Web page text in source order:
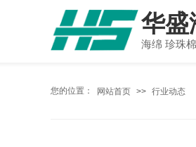
您的位置： 网站首页 >> 行业动态
华盛
海绵 珍珠